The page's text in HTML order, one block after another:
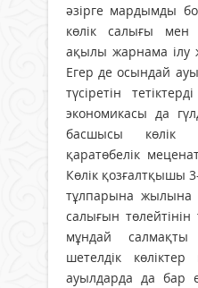
әзірге мардымды
көлік салығы мен
ақылы жарнама ілу
Егер де осындай
түсіретін
экономикасы да
басшысы көлік
қаратөбелік
Көлік қозғалтқышы
тұлпарына жылына
салығын төлейтінін
мұндай салмақты
шетелдік
ауылдарда да бар